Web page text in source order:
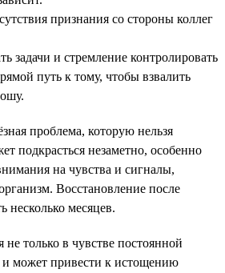
признания со стороны коллег
задачи и стремление контролировать
путь к тому, чтобы взвалить
проблема, которую нельзя
подкрасться незаметно, особенно
на чувства и сигналы,
Восстановление после
несколько месяцев.
только в чувстве постоянной
и может привести к истощению